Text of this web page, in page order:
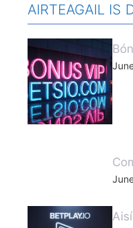
AIRTEAGAIL IS